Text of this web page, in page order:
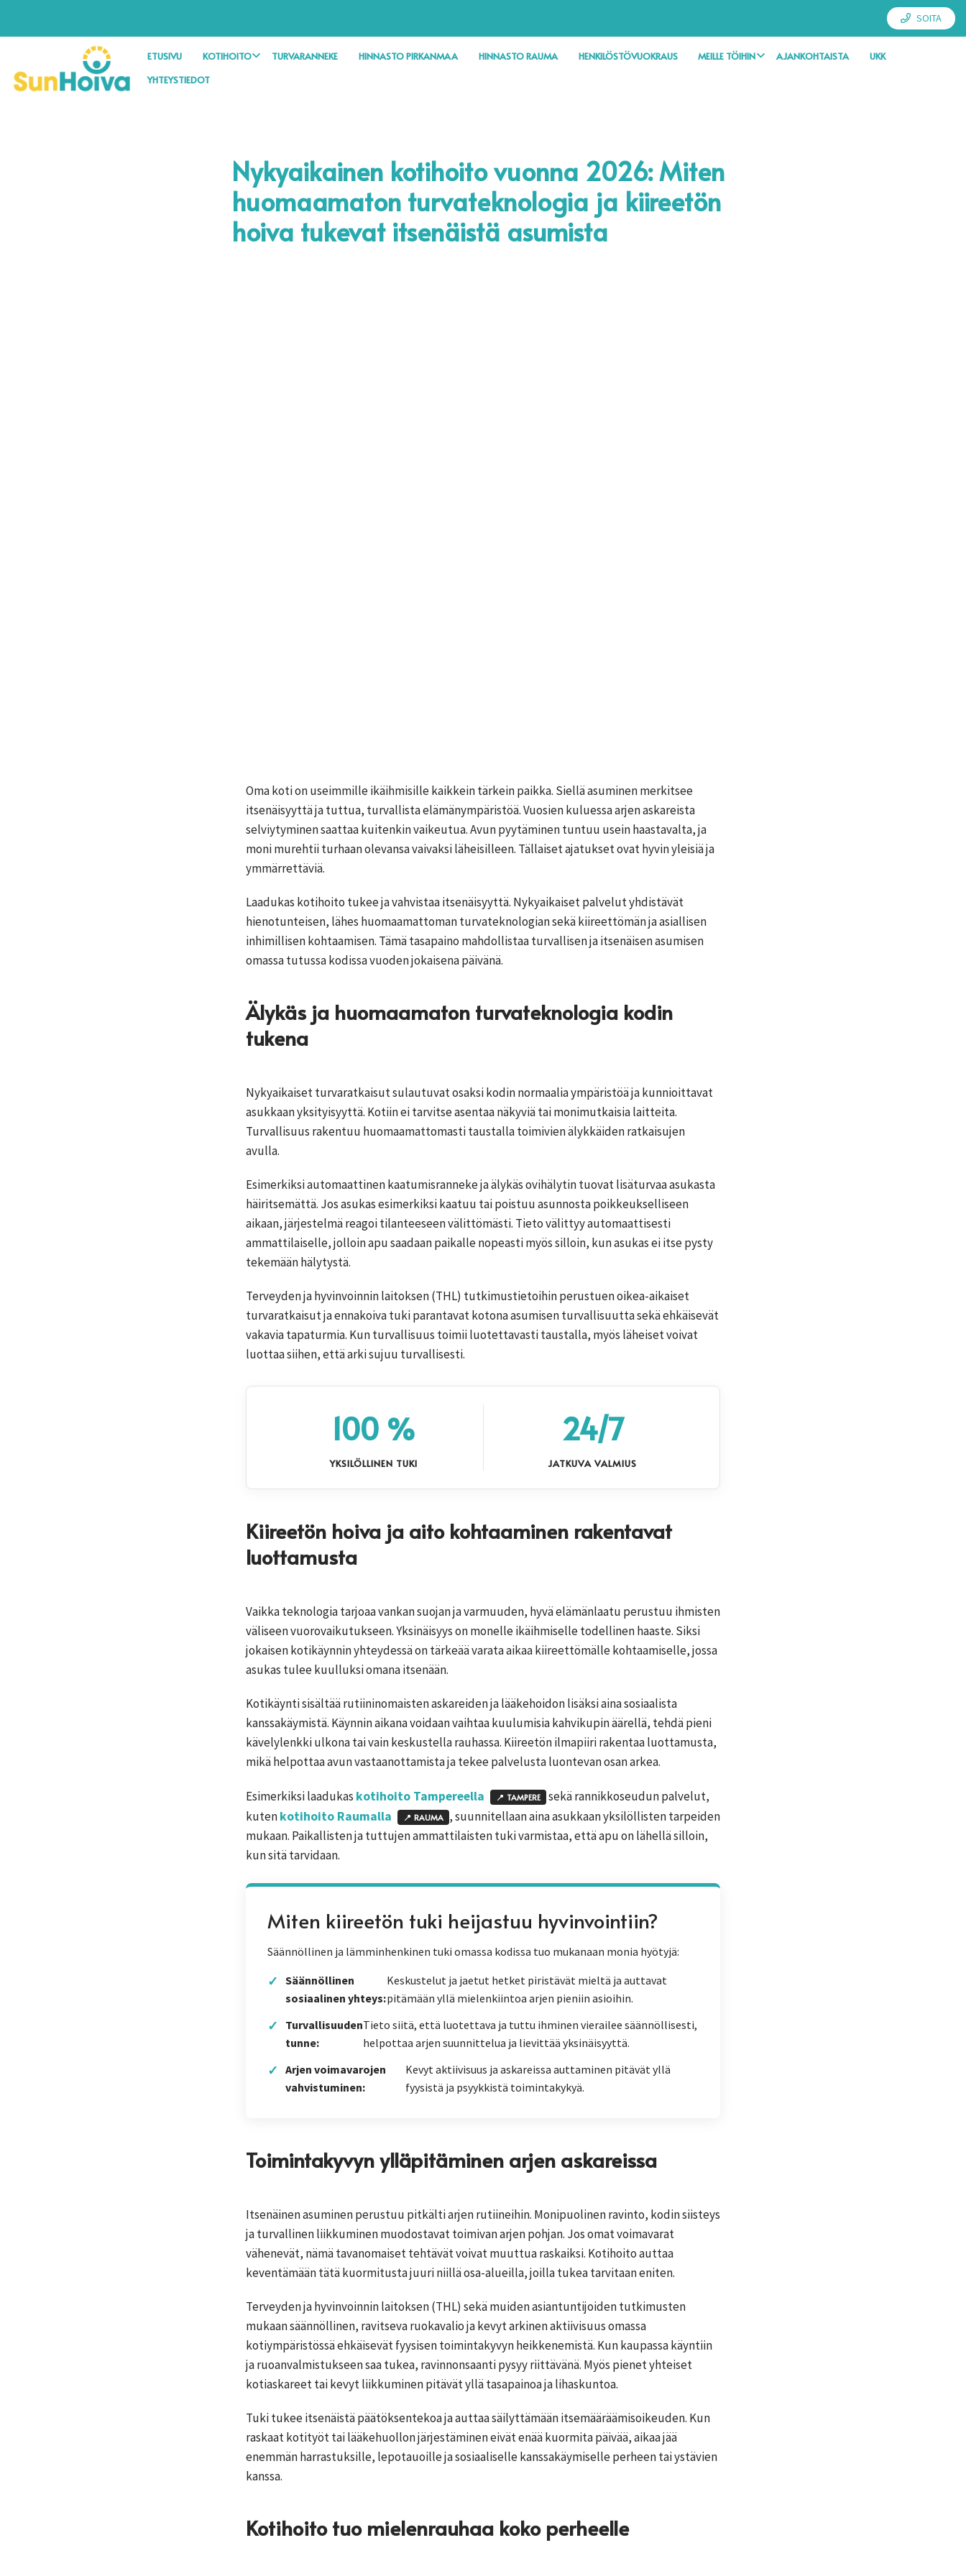
SOITA
ETUSIVU KOTIHOITO TURVARANNEKE HINNASTO PIRKANMAA HINNASTO RAUMA HENKILÖSTÖVUOKRAUS MEILLE TÖIHIN AJANKOHTAISTA
UKK
YHTEYSTIEDOT
Nykyaikainen kotihoito vuonna 2026: Miten
huomaamaton turvateknologia ja kiireetön
hoiva tukevat itsenäistä asumista
Oma koti on useimmille ikäihmisille kaikkein tärkein paikka. Siellä asuminen merkitsee
itsenäisyyttä ja tuttua, turvallista elämänympäristöä. Vuosien kuluessa arjen askareista
selviytyminen saattaa kuitenkin vaikeutua. Avun pyytäminen tuntuu usein haastavalta, ja
moni murehtii turhaan olevansa vaivaksi läheisilleen. Tällaiset ajatukset ovat hyvin yleisiä ja
ymmärrettäviä.
Laadukas kotihoito tukee ja vahvistaa itsenäisyyttä. Nykyaikaiset palvelut yhdistävät
hienotunteisen, lähes huomaamattoman turvateknologian sekä kiireettömän ja asiallisen
inhimillisen kohtaamisen. Tämä tasapaino mahdollistaa turvallisen ja itsenäisen asumisen
omassa tutussa kodissa vuoden jokaisena päivänä.
Älykäs ja huomaamaton turvateknologia kodin
tukena
Nykyaikaiset turvaratkaisut sulautuvat osaksi kodin normaalia ympäristöä ja kunnioittavat
asukkaan yksityisyyttä. Kotiin ei tarvitse asentaa näkyviä tai monimutkaisia laitteita.
Turvallisuus rakentuu huomaamattomasti taustalla toimivien älykkäiden ratkaisujen
avulla.
Esimerkiksi automaattinen kaatumisranneke ja älykäs ovihälytin tuovat lisäturvaa asukasta
häiritsemättä. Jos asukas esimerkiksi kaatuu tai poistuu asunnosta poikkeukselliseen
aikaan, järjestelmä reagoi tilanteeseen välittömästi. Tieto välittyy automaattisesti
ammattilaiselle, jolloin apu saadaan paikalle nopeasti myös silloin, kun asukas ei itse pysty
tekemään hälytystä.
Terveyden ja hyvinvoinnin laitoksen (THL) tutkimustietoihin perustuen oikea-aikaiset
turvaratkaisut ja ennakoiva tuki parantavat kotona asumisen turvallisuutta sekä ehkäisevät
vakavia tapaturmia. Kun turvallisuus toimii luotettavasti taustalla, myös läheiset voivat
luottaa siihen, että arki sujuu turvallisesti.
100 %
YKSILÖLLINEN TUKI
24/7
JATKUVA VALMIUS
Kiireetön hoiva ja aito kohtaaminen rakentavat
luottamusta
Vaikka teknologia tarjoaa vankan suojan ja varmuuden, hyvä elämänlaatu perustuu ihmisten
väliseen vuorovaikutukseen. Yksinäisyys on monelle ikäihmiselle todellinen haaste. Siksi
jokaisen kotikäynnin yhteydessä on tärkeää varata aikaa kiireettömälle kohtaamiselle, jossa
asukas tulee kuulluksi omana itsenään.
Kotikäynti sisältää rutiininomaisten askareiden ja lääkehoidon lisäksi aina sosiaalista
kanssakäymistä. Käynnin aikana voidaan vaihtaa kuulumisia kahvikupin äärellä, tehdä pieni
kävelylenkki ulkona tai vain keskustella rauhassa. Kiireetön ilmapiiri rakentaa luottamusta,
mikä helpottaa avun vastaanottamista ja tekee palvelusta luontevan osan arkea.
Esimerkiksi laadukas kotihoito Tampereella 📍 TAMPERE
sekä rannikkoseudun palvelut,
kutenkotihoito Raumalla 📍 RAUMA , suunnitellaan aina asukkaan yksilöllisten tarpeiden
mukaan. Paikallisten ja tuttujen ammattilaisten tuki varmistaa, että apu on lähellä silloin,
kun sitä tarvidaan.
Miten kiireetön tuki heijastuu hyvinvointiin?
Säännöllinen ja lämminhenkinen tuki omassa kodissa tuo mukanaan monia hyötyjä:
✓ Säännöllinen
sosiaalinen yhteys:
Keskustelut ja jaetut hetket piristävät mieltä ja auttavat
pitämään yllä mielenkiintoa arjen pieniin asioihin.
✓
Turvallisuuden
tunne:
Tieto siitä, että luotettava ja tuttu ihminen vierailee säännöllisesti,
helpottaa arjen suunnittelua ja lievittää yksinäisyyttä.
✓ Arjen voimavarojen
vahvistuminen:
Kevyt aktiivisuus ja askareissa auttaminen pitävät yllä
fyysistä ja psyykkistä toimintakykyä.
Toimintakyvyn ylläpitäminen arjen askareissa
Itsenäinen asuminen perustuu pitkälti arjen rutiineihin. Monipuolinen ravinto, kodin siisteys
ja turvallinen liikkuminen muodostavat toimivan arjen pohjan. Jos omat voimavarat
vähenevät, nämä tavanomaiset tehtävät voivat muuttua raskaiksi. Kotihoito auttaa
keventämään tätä kuormitusta juuri niillä osa-alueilla, joilla tukea tarvitaan eniten.
Terveyden ja hyvinvoinnin laitoksen (THL) sekä muiden asiantuntijoiden tutkimusten
mukaan säännöllinen, ravitseva ruokavalio ja kevyt arkinen aktiivisuus omassa
kotiympäristössä ehkäisevät fyysisen toimintakyvyn heikkenemistä. Kun kaupassa käyntiin
ja ruoanvalmistukseen saa tukea, ravinnonsaanti pysyy riittävänä. Myös pienet yhteiset
kotiaskareet tai kevyt liikkuminen pitävät yllä tasapainoa ja lihaskuntoa.
Tuki tukee itsenäistä päätöksentekoa ja auttaa säilyttämään itsemääräämisoikeuden. Kun
raskaat kotityöt tai lääkehuollon järjestäminen eivät enää kuormita päivää, aikaa jää
enemmän harrastuksille, lepotauoille ja sosiaaliselle kanssakäymiselle perheen tai ystävien
kanssa.
Kotihoito tuo mielenrauhaa koko perheelle